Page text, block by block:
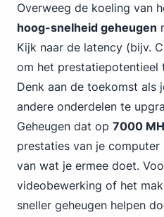
Overweeg de koeling van
hoog-snelheid geheugen
Kijk naar de latency (bijv.
om het prestatiepotentieel
Denk aan de toekomst als
andere onderdelen te
Geheugen dat op 7000
prestaties van je
van wat je ermee doet.
videobewerking of het
sneller geheugen helpen